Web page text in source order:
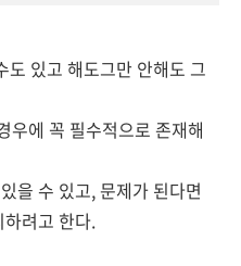
도 있고 해도그만 안해도 그
에 꼭 필수적으로 존재해
을 수 있고, 문제가 된다면
려고 한다.